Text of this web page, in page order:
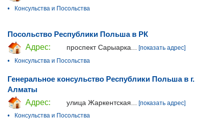
•
Консульства и Посольства
Посольство Республики Польша в РК
Адрес:
проспект Сарыарка...
[показать адрес]
•
Консульства и Посольства
Генеральное консульство Республики Польша в г.
Алматы
Адрес:
улица Жаркентская...
[показать адрес]
•
Консульства и Посольства